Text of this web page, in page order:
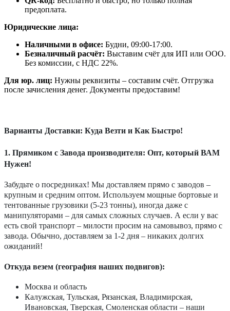
предоплата.
Юридические лица:
Наличными в офисе: Будни, 09:00-17:00.
Безналичный расчёт: Выставим счёт для ИП или ООО.
Без комиссии, с НДС 22%.
Для юр. лиц: Нужны реквизиты – составим счёт. Отгрузка
после зачисления денег. Документы предоставим!
Варианты Доставки: Куда Везти и Как Быстро!
1. Прямиком с Завода производителя: Опт, который ВАМ
Нужен!
Забудьте о посредниках! Мы доставляем прямо с заводов –
крупным и средним оптом. Используем мощные бортовые и
тентованные грузовики (5-23 тонны), иногда даже с
манипуляторами – для самых сложных случаев. А если у вас
есть свой транспорт – милости просим на самовывоз, прямо с
завода. Обычно, доставляем за 1-2 дня – никаких долгих
ожиданий!
Откуда везем (география наших подвигов):
Москва и область
Калужская, Тульская, Рязанская, Владимирская,
Ивановская, Тверская, Смоленская области – наши